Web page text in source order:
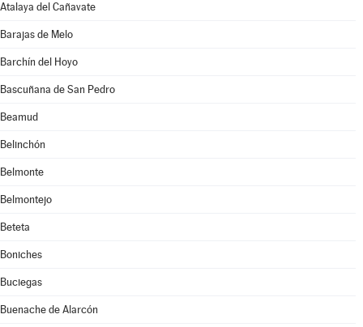
Atalaya del Cañavate
Barajas de Melo
Barchín del Hoyo
Bascuñana de San Pedro
Beamud
Belinchón
Belmonte
Belmontejo
Beteta
Boniches
Buciegas
Buenache de Alarcón